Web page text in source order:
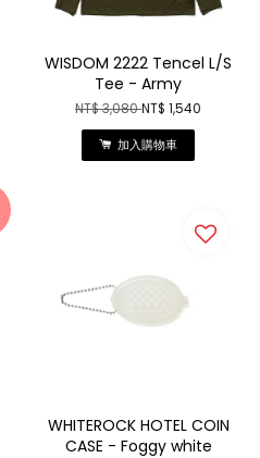
WISDOM 2222 Tencel L/S
Tee - Army
NT$ 3,080NT$ 1,540
加入購物車
WHITEROCK HOTEL COIN
CASE - Foggy white